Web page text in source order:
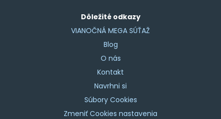
Dôležité odkazy
VIANOČNÁ MEGA SÚŤAŽ
Blog
O nás
Kontakt
Navrhni si
Súbory Cookies
Zmeniť Cookies nastavenia